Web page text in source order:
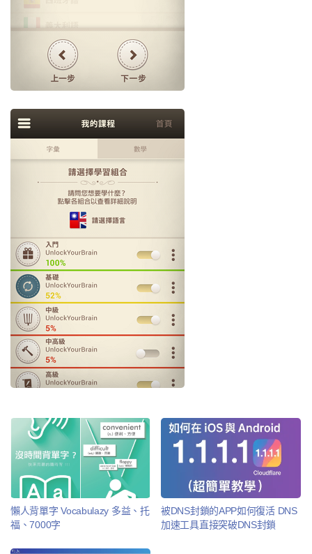
懶人背單字 Vocabulazy 多益、托
福、7000字
被DNS封鎖的APP如何復活 DNS
加速工具直接突破DNS封鎖